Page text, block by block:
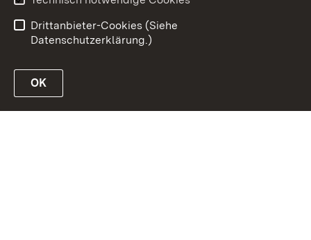
Drittanbieter-Cookies (Siehe
Datenschutzerklärung.)
OK